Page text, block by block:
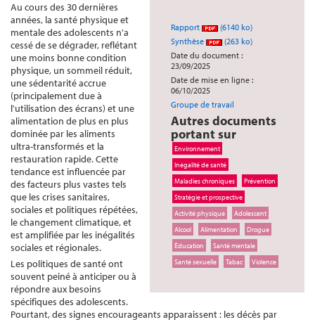
Rapport
(6140 ko)
Synthèse
(263 ko)
Date du document :
23/09/2025
Date de mise en ligne :
06/10/2025
Groupe de travail
Autres documents
portant sur
Environnement
Inégalité de santé
Maladies chroniques
Prévention
Stratégie et prospective
Activité physique
Adolescent
Alcool
Alimentation
Drogue
Éducation
Santé mentale
Santé sexuelle
Tabac Violence
Au cours des 30 dernières
années, la santé physique et
mentale des adolescents n'a
cessé de se dégrader, reflétant
une moins bonne condition
physique, un sommeil réduit,
une sédentarité accrue
(principalement due à
l'utilisation des écrans) et une
alimentation de plus en plus
dominée par les aliments
ultra-transformés et la
restauration rapide. Cette
tendance est influencée par
des facteurs plus vastes tels
que les crises sanitaires,
sociales et politiques répétées,
le changement climatique, et
est amplifiée par les inégalités
sociales et régionales.
Les politiques de santé ont
souvent peiné à anticiper ou à
répondre aux besoins
spécifiques des adolescents.
Pourtant, des signes encourageants apparaissent : les décès par